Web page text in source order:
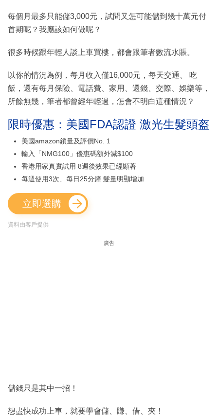
每個月最多只能儲3,000元，試問又怎可能儲到幾十萬元付
首期呢？我應該如何做呢？
很多時候跟年輕人談上車買樓，都會跟筆者數流水賬。
以你的情況為例，每月收入僅16,000元，每天交通、 吃
飯，還有每月保險、電話費、家用、還錢、交際、娛樂等，
所餘無幾，筆者都曾經年輕過，怎會不明白這種情況？
限時優惠：美國FDA認證 激光生髮頭盔
美國amazon鎖量及評價No. 1
輸入「NMG100」優惠碼額外減$100
香港用家真實試用 8週後效果已經顯著
每週使用3次、每日25分鐘 髮量明顯增加
立即選購
資料由客戶提供
廣告
儲錢只是其中一招！
想盡快成功上車，就要學會儲、賺、借、夾！